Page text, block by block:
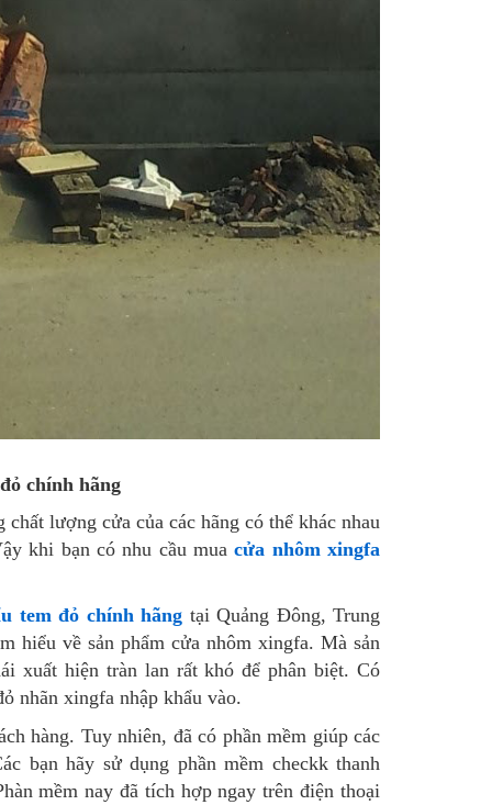
chính hãng
lượng cửa của các hãng có thể khác nhau
khi bạn có nhu cầu mua cửa nhôm xingfa
tem đỏ chính hãng tại Quảng Đông, Trung
hiểu về sản phẩm cửa nhôm xingfa. Mà sản
xuất hiện tràn lan rất khó để phân biệt. Có
nhãn xingfa nhập khẩu vào.
hàng. Tuy nhiên, đã có phần mềm giúp các
bạn hãy sử dụng phần mềm checkk thanh
mềm nay đã tích hợp ngay trên điện thoại